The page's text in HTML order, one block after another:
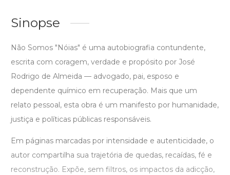
Sinopse
Não Somos "Nóias" é uma autobiografia contundente,
escrita com coragem, verdade e propósito por José
Rodrigo de Almeida — advogado, pai, esposo e
dependente químico em recuperação. Mais que um
relato pessoal, esta obra é um manifesto por humanidade,
justiça e políticas públicas responsáveis.
Em páginas marcadas por intensidade e autenticidade, o
autor compartilha sua trajetória de quedas, recaídas, fé e
reconstrução. Expõe, sem filtros, os impactos da adicção,